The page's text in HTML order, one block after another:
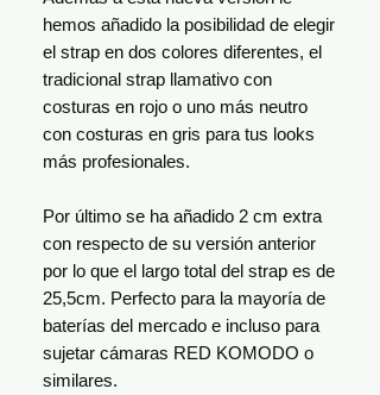
hemos añadido la posibilidad de elegir
el strap en dos colores diferentes, el
tradicional strap llamativo con
costuras en rojo o uno más neutro
con costuras en gris para tus looks
más profesionales.
Por último se ha añadido 2 cm extra
con respecto de su versión anterior
por lo que el largo total del strap es de
25,5cm. Perfecto para la mayoría de
baterías del mercado e incluso para
sujetar cámaras RED KOMODO o
similares.